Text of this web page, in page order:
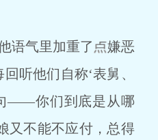
气里加重了
嫌恶
听他们自称‘表舅、
——你们到底是从哪
又不能不应付，总得